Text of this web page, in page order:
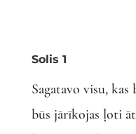
Solis 1
Sagatavo visu,
būs jārīkojas ļoti